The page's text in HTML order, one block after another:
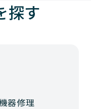
探す
器修理